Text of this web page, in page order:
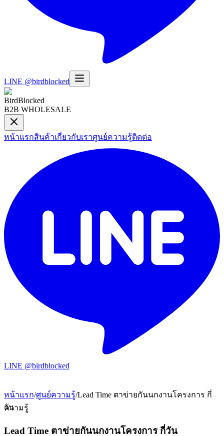
LINE @birdblocked
BirdBlocked
B2B WHOLESALE
หน้าแรกสินค้าเกี่ยวกับเราศูนย์ความรู้ติดต่อ
LINE @birdblocked
หน้าแรก/ศูนย์ความรู้/Lead Time ตาข่ายกันนกงานโครงการ กี่
วัน
ความรู้
Lead Time ตาข่ายกันนกงานโครงการ กี่วัน